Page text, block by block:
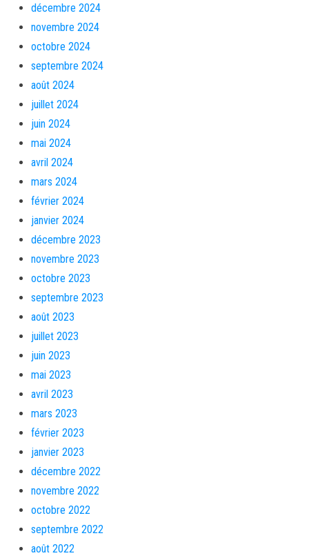
décembre 2024
novembre 2024
octobre 2024
septembre 2024
août 2024
juillet 2024
juin 2024
mai 2024
avril 2024
mars 2024
février 2024
janvier 2024
décembre 2023
novembre 2023
octobre 2023
septembre 2023
août 2023
juillet 2023
juin 2023
mai 2023
avril 2023
mars 2023
février 2023
janvier 2023
décembre 2022
novembre 2022
octobre 2022
septembre 2022
août 2022